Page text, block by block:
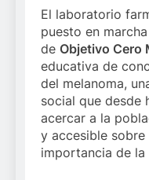
El laboratorio
puesto en
de Objetivo Cero
educativa de
del melanoma,
social que desde
acercar a la
y accesible
importancia de